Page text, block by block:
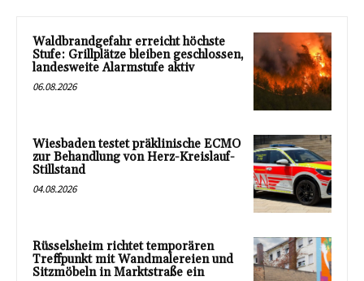
Waldbrandgefahr erreicht höchste
Stufe: Grillplätze bleiben geschlossen,
landesweite Alarmstufe aktiv
06.08.2026
Wiesbaden testet präklinische ECMO
zur Behandlung von Herz-Kreislauf-
Stillstand
04.08.2026
Rüsselsheim richtet temporären
Treffpunkt mit Wandmalereien und
Sitzmöbeln in Marktstraße ein